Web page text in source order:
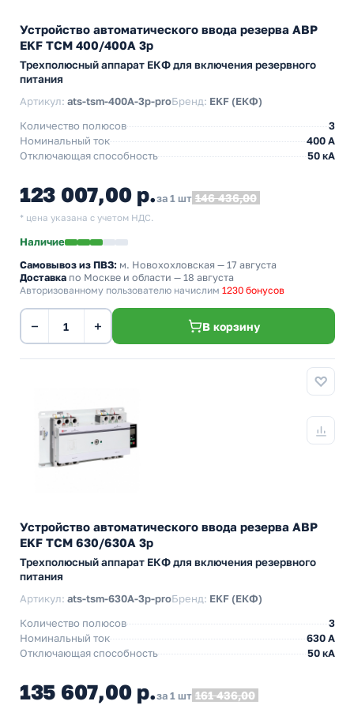
Устройство автоматического ввода резерва АВР
EKF ТСM 400/400А 3р
Трехполюсный аппарат ЕКФ для включения резервного
питания
Артикул: ats-tsm-400A-3p-proБренд: EKF (ЕКФ)
Количество полюсов
3
Номинальный ток
400 А
Отключающая способность
50 кА
123 007,00 р.за 1 шт 146 436,00
* цена указана с учетом НДС.
Наличие
Самовывоз из ПВЗ: м. Новохохловская — 17 августа
Доставка по Москве и области — 18 августа
Авторизованному пользователю начислим 1230 бонусов
− + В корзину
Устройство автоматического ввода резерва АВР
EKF ТСM 630/630А 3р
Трехполюсный аппарат ЕКФ для включения резервного
питания
Артикул: ats-tsm-630A-3p-proБренд: EKF (ЕКФ)
Количество полюсов
3
Номинальный ток
630 А
Отключающая способность
50 кА
135 607,00 р.за 1 шт 161 436,00